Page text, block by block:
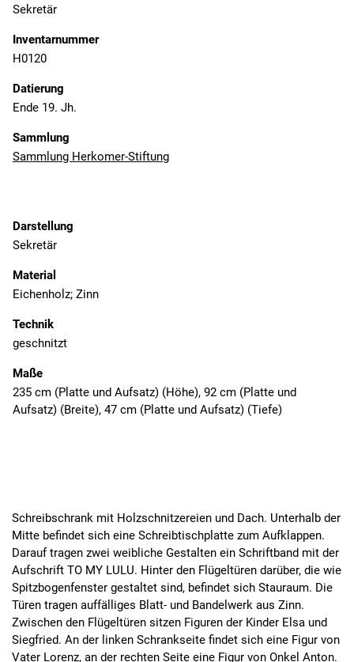
Sekretär
Inventarnummer
H0120
Datierung
Ende 19. Jh.
Sammlung
Sammlung Herkomer-Stiftung
Darstellung
Sekretär
Material
Eichenholz; Zinn
Technik
geschnitzt
Maße
235 cm (Platte und Aufsatz) (Höhe), 92 cm (Platte und
Aufsatz) (Breite), 47 cm (Platte und Aufsatz) (Tiefe)
Schreibschrank mit Holzschnitzereien und Dach. Unterhalb der
Mitte befindet sich eine Schreibtischplatte zum Aufklappen.
Darauf tragen zwei weibliche Gestalten ein Schriftband mit der
Aufschrift TO MY LULU. Hinter den Flügeltüren darüber, die wie
Spitzbogenfenster gestaltet sind, befindet sich Stauraum. Die
Türen tragen auffälliges Blatt- und Bandelwerk aus Zinn.
Zwischen den Flügeltüren sitzen Figuren der Kinder Elsa und
Siegfried. An der linken Schrankseite findet sich eine Figur von
Vater Lorenz, an der rechten Seite eine Figur von Onkel Anton.